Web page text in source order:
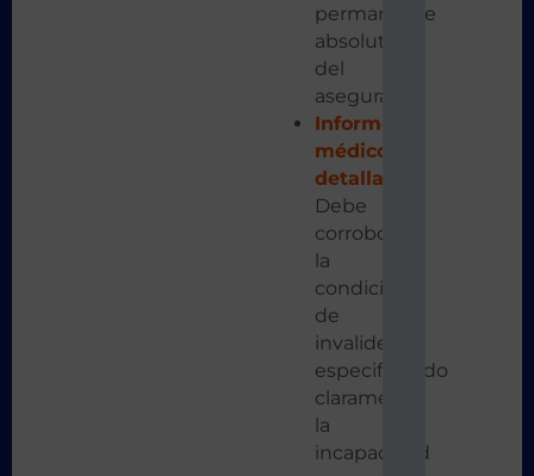
permanente
absoluta
del
asegurado.
Informe
médico
detallado
Debe
corroborar
la
condición
de
invalidez,
especificando
claramente
la
incapacidad